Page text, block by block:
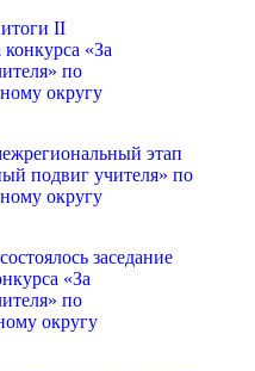
II
«За
по
округу
этап
подвиг учителя» по
округу
заседание
«За
по
округу